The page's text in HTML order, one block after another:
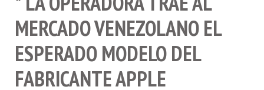
MERCADO VENEZOLANO EL
ESPERADO MODELO DEL
FABRICANTE APPLE